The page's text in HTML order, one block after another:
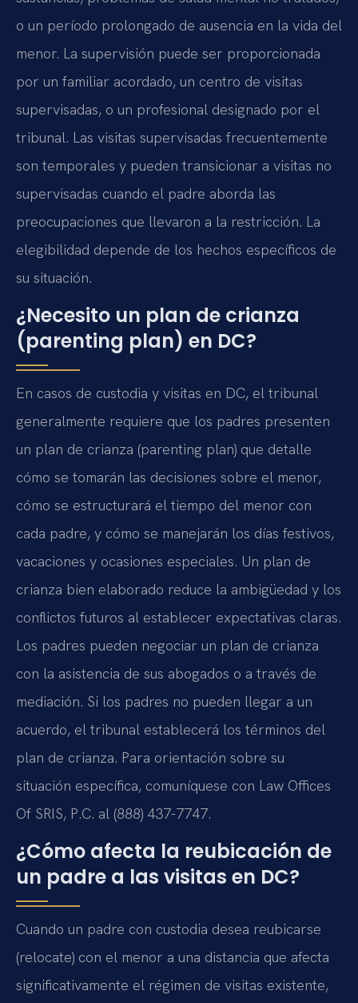
o un período prolongado de ausencia en la vida del
menor. La supervisión puede ser proporcionada
por un familiar acordado, un centro de visitas
supervisadas, o un profesional designado por el
tribunal. Las visitas supervisadas frecuentemente
son temporales y pueden transicionar a visitas no
supervisadas cuando el padre aborda las
preocupaciones que llevaron a la restricción. La
elegibilidad depende de los hechos específicos de
su situación.
¿Necesito un plan de crianza
(parenting plan) en DC?
En casos de custodia y visitas en DC, el tribunal
generalmente requiere que los padres presenten
un plan de crianza (parenting plan) que detalle
cómo se tomarán las decisiones sobre el menor,
cómo se estructurará el tiempo del menor con
cada padre, y cómo se manejarán los días festivos,
vacaciones y ocasiones especiales. Un plan de
crianza bien elaborado reduce la ambigüedad y los
conflictos futuros al establecer expectativas claras.
Los padres pueden negociar un plan de crianza
con la asistencia de sus abogados o a través de
mediación. Si los padres no pueden llegar a un
acuerdo, el tribunal establecerá los términos del
plan de crianza. Para orientación sobre su
situación específica, comuníquese con Law Offices
Of SRIS, P.C. al (888) 437-7747.
¿Cómo afecta la reubicación de
un padre a las visitas en DC?
Cuando un padre con custodia desea reubicarse
(relocate) con el menor a una distancia que afecta
significativamente el régimen de visitas existente,